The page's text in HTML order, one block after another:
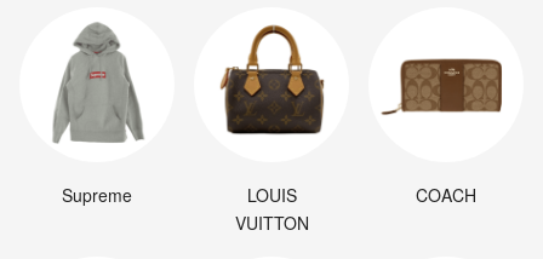
Supreme
LOUIS
VUITTON
COACH